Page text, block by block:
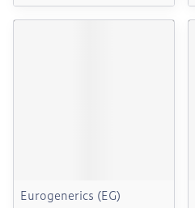
Eurogenerics (EG)